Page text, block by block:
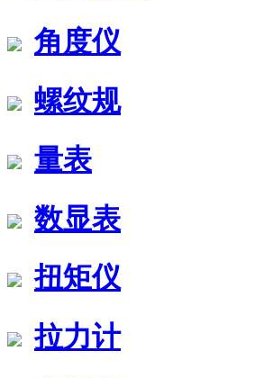
角度仪
螺纹规
量表
数显表
扭矩仪
拉力计